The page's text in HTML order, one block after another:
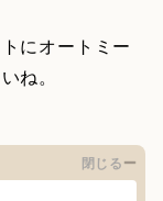
にオートミー
ね。
閉じる